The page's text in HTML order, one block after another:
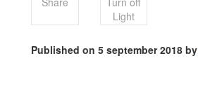
Light
Published on 5 september 2018 by